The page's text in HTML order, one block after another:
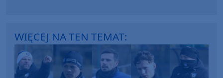
WIĘCEJ NA TEN TEMAT: